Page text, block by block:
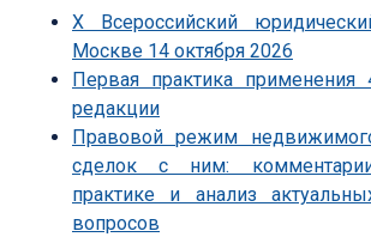
Х Всероссийский
Москве 14 октября 2026
Первая практика
редакции
Правовой режим
сделок с ним:
практике и анализ
вопросов